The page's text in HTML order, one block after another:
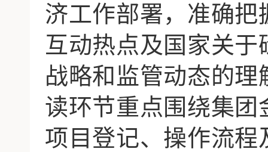
济工作部署，准确
互动热点及国家关
战略和监管动态的理
读环节重点围绕集
项目登记、操作流